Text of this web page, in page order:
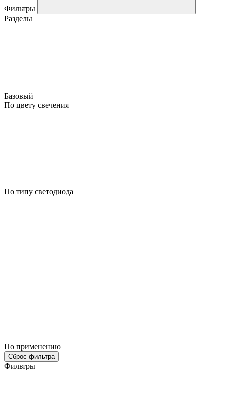
Фильтры
Разделы
Базовый
По цвету свечения
По типу светодиода
По применению
Сброс фильтра
Фильтры